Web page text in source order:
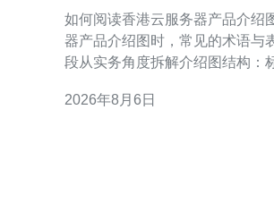
如何阅读香港云服务器产品介绍图 在查看香港云服
器产品介绍图时，常见的术语与
段从实务角度拆解介绍图结构：
明栏说明计费模式、网络类型及
2026年8月6日